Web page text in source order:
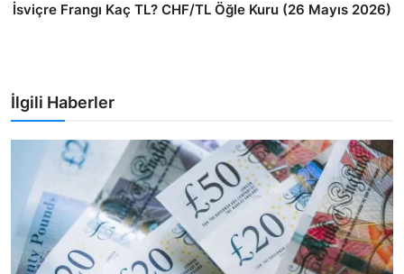
İsviçre Frangı Kaç TL? CHF/TL Öğle Kuru (26 Mayıs 2026)
İlgili Haberler